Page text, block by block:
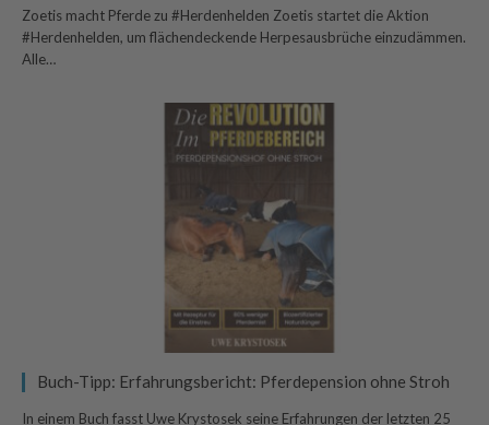
Zoetis macht Pferde zu #Herdenhelden Zoetis startet die Aktion
#Herdenhelden, um flächendeckende Herpesausbrüche einzudämmen.
Alle…
Buch-Tipp: Erfahrungsbericht: Pferdepension ohne Stroh
In einem Buch fasst Uwe Krystosek seine Erfahrungen der letzten 25